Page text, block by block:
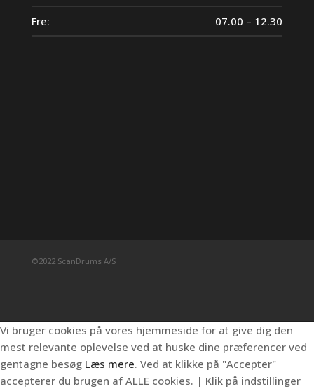
Fre: 07.00 – 12.30
©2022 ScanDrums A/S
Vi bruger cookies på vores hjemmeside for at give dig den
mest relevante oplevelse ved at huske dine præferencer ved
gentagne besøg Læs mere. Ved at klikke på "Accepter"
accepterer du brugen af ALLE cookies. | Klik på indstillinger